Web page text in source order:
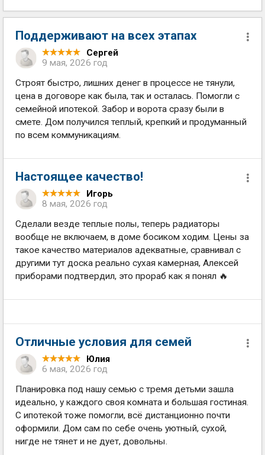
Поддерживают на всех этапах
Сергей
9 мая, 2026 год
Строят быстро, лишних денег в процессе не тянули,
цена в договоре как была, так и осталась. Помогли с
семейной ипотекой. Забор и ворота сразу были в
смете. Дом получился теплый, крепкий и продуманный
по всем коммуникациям.
Настоящее качество!
Игорь
8 мая, 2026 год
Сделали везде теплые полы, теперь радиаторы
вообще не включаем, в доме босиком ходим. Цены за
такое качество материалов адекватные, сравнивал с
другими тут доска реально сухая камерная, Алексей
приборами подтвердил, это прораб как я понял 🔥
Отличные условия для семей
Юлия
6 мая, 2026 год
Планировка под нашу семью с тремя детьми зашла
идеально, у каждого своя комната и большая гостиная.
С ипотекой тоже помогли, всё дистанционно почти
оформили. Дом сам по себе очень уютный, сухой,
нигде не тянет и не дует, довольны.